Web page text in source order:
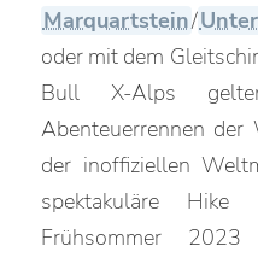
Marquartstein/
oder mit dem
Bull X-Alps
Abenteuerrennen
der inoffiziellen
spektakuläre
Frühsommer